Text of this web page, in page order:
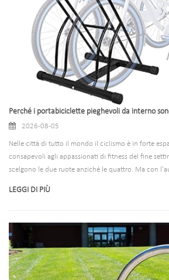
2026-08-05
Nelle città di tutto il mondo il ciclismo è in forte
consapevoli agli appassionati di fitness del fine
scelgono le due ruote anziché le quattro. Ma con
quotidiano. Le biciclette appoggiate ai muri
ingombri di biciclette creano rischi per la sicurezza.
permanenti? Consumano spazio prezioso 24 ore al
settimana, indipendentemente dal fatto che siano
LEGGI DI PIÙ